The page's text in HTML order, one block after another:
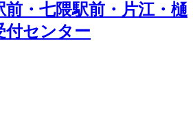
前・七隈駅前・片江・樋
付センター